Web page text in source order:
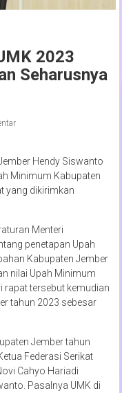
2023
Seharusnya
Hendy Siswanto
Minimum Kabupaten
yang dikirimkan
Menteri
penetapan Upah
Kabupaten Jember
nilai Upah Minimum
rapat tersebut kemudian
tahun 2023 sebesar
Jember tahun
Federasi Serikat
Cahyo Hariadi
Pasalnya UMK di